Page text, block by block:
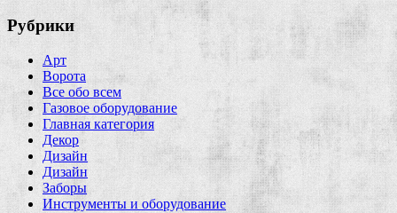
Рубрики
Арт
Ворота
Все обо всем
Газовое оборудование
Главная категория
Декор
Дизайн
Дизайн
Заборы
Инструменты и оборудование